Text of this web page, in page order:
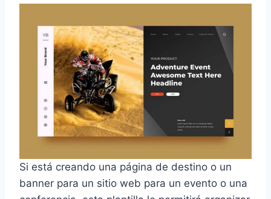
Si está creando una página de destino o un
banner para un sitio web para un evento o una